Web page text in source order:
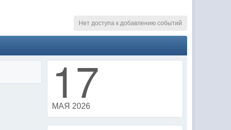
Нет доступа к добавлению событий
17
МАЯ 2026